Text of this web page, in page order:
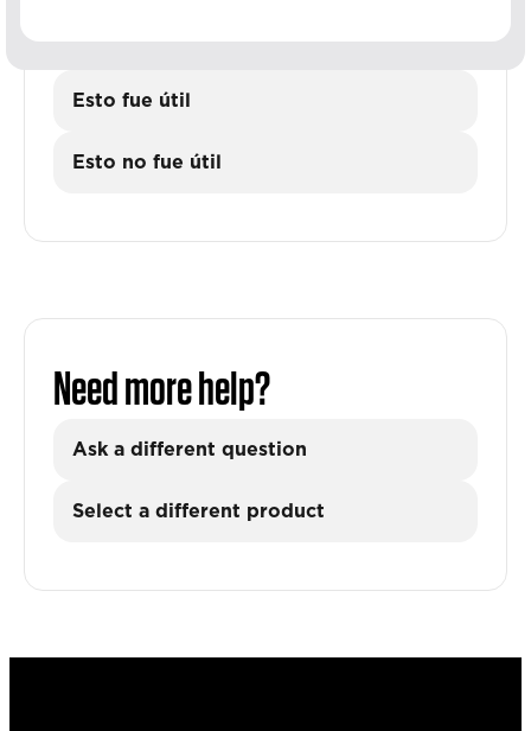
Esto fue útil
Esto no fue útil
Need more help?
Ask a different question
Select a different product